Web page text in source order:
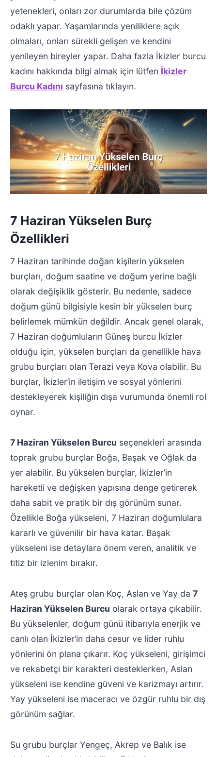
yetenekleri, onları zor durumlarda bile çözüm
odaklı yapar. Yaşamlarında yeniliklere açık
olmaları, onları sürekli gelişen ve kendini
yenileyen bireyler yapar. Daha fazla İkizler burcu
kadını hakkında bilgi almak için lütfen İkizler
Burcu Kadını sayfasına tıklayın.
7 Haziran Yükselen Burç
Özellikleri
7 Haziran tarihinde doğan kişilerin yükselen
burçları, doğum saatine ve doğum yerine bağlı
olarak değişiklik gösterir. Bu nedenle, sadece
doğum günü bilgisiyle kesin bir yükselen burç
belirlemek mümkün değildir. Ancak genel olarak,
7 Haziran doğumluların Güneş burcu İkizler
olduğu için, yükselen burçları da genellikle hava
grubu burçları olan Terazi veya Kova olabilir. Bu
burçlar, İkizler’in iletişim ve sosyal yönlerini
destekleyerek kişiliğin dışa vurumunda önemli rol
oynar.
7 Haziran Yükselen Burcu seçenekleri arasında
toprak grubu burçlar Boğa, Başak ve Oğlak da
yer alabilir. Bu yükselen burçlar, İkizler’in
hareketli ve değişken yapısına denge getirerek
daha sabit ve pratik bir dış görünüm sunar.
Özellikle Boğa yükseleni, 7 Haziran doğumlulara
kararlı ve güvenilir bir hava katar. Başak
yükseleni ise detaylara önem veren, analitik ve
titiz bir izlenim bırakır.
Ateş grubu burçlar olan Koç, Aslan ve Yay da 7
Haziran Yükselen Burcu olarak ortaya çıkabilir.
Bu yükselenler, doğum günü itibarıyla enerjik ve
canlı olan İkizler’in daha cesur ve lider ruhlu
yönlerini ön plana çıkarır. Koç yükseleni, girişimci
ve rekabetçi bir karakteri desteklerken, Aslan
yükseleni ise kendine güveni ve karizmayı artırır.
Yay yükseleni ise maceracı ve özgür ruhlu bir dış
görünüm sağlar.
Su grubu burçlar Yengeç, Akrep ve Balık ise